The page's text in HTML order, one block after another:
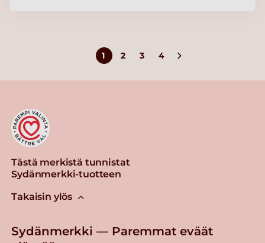
1 2 3 4
Tästä merkistä tunnistat
Sydänmerkki-tuotteen
Takaisin ylös
Sydänmerkki — Paremmat eväät